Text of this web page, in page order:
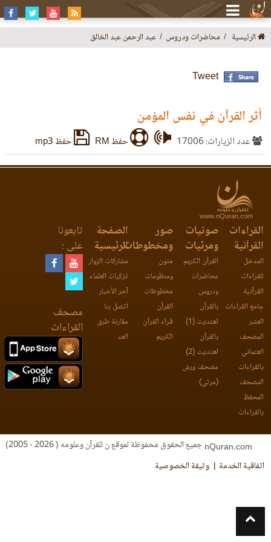
الرئيسية محاضرات ودروس عبد الرحمن عبد الخالق
Tweet
أثر القرآن في نفس المؤمن
عدد الزيارات: 17006 حفظ RM حفظ mp3
www.nQuran.com
القراءات
القرآنية
المدخل
للقراءات
القرآنية
جامع القراءات
العشر
المصحف
العثماني
بالقراءات
المصحف
المحفظ
بالقراءات
صوتيات
ومرئيات
القرآن الكريم
محاضرات
ودروس
بالقرآن
اهتديت (1)
بالقرآن
اهتديت (2)
مصحف ورش
(مرئي)
صور
ومخطوطات
متون
ومنظومات
مخطوطات
القرآن
قراء القرآن
الكريم
الصفحة
الرئيسية
مشاركات الزوار
تزكيات العلماء
آخر الأخبار
اتصل بنا
مقارنة طرق
العد
تابعونا
على :
مصحف
القراءات
جميع الحقوق محفوظة لموقع ن للقرآن وعلومه ( 2026 - 2005)
اتفاقية الخدمة
وثيقة الخصوصية